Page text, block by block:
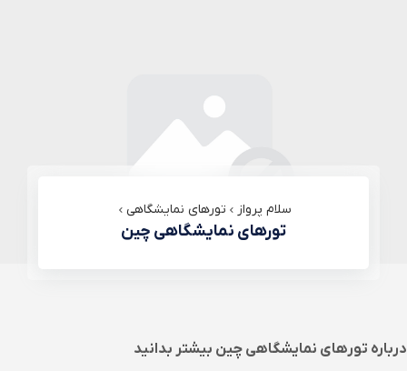
سلام پرواز تورهای نمایشگاهی
تورهای نمایشگاهی چین
درباره تورهای نمایشگاهی چین بیشتر بدانید